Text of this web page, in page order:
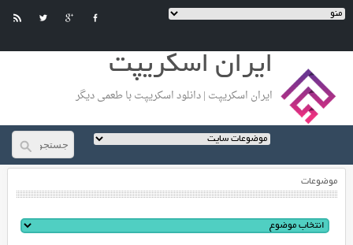
ایران اسکریپت
ایران اسکریپت | دانلود اسکریپت با طعمی دیگر
موضوعات